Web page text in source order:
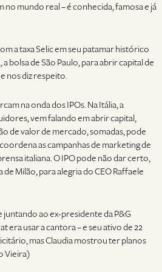
mundo real – é conhecida, famosa e já
a taxa Selic em seu patamar histórico
bolsa de São Paulo, para abrir capital de
nos diz respeito.
na onda dos IPOs. Na Itália, a
vem falando em abrir capital,
de valor de mercado, somadas, pode
as campanhas de marketing de
italiana. O IPO pode não dar certo,
Milão, para alegria do CEO Raffaele
juntando ao ex-presidente da P&G
era usar a cantora – e seu ativo de 22
mas Claudia mostrou ter planos
Vieira)